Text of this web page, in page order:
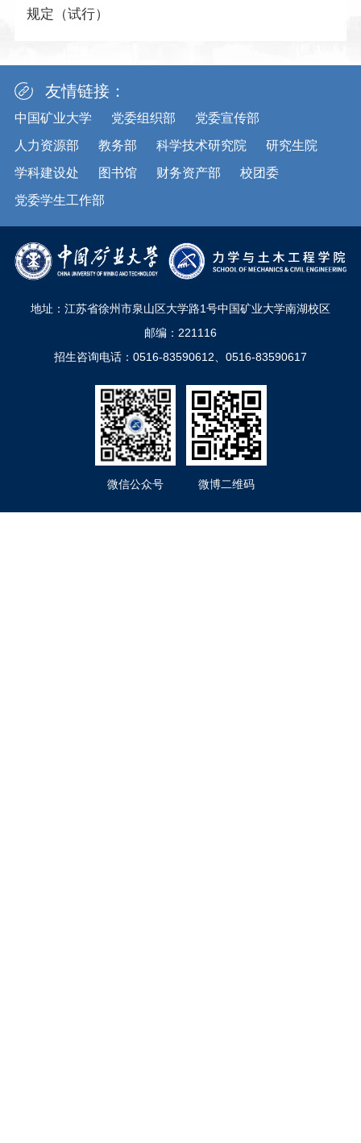
规定（试行）
友情链接：
中国矿业大学 党委组织部
党委宣传部
人力资源部
教务部 科学技术研究院
研究生院
学科建设处
图书馆 财务资产部
校团委
党委学生工作部
地址：江苏省徐州市泉山区大学路1号中国矿业大学南湖校区
邮编：221116
招生咨询电话：0516-83590612、0516-83590617
微信公众号 微博二维码